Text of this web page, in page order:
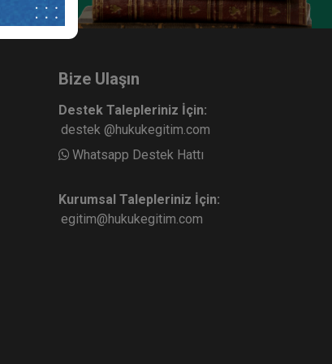
Bize Ulaşın
Destek Talepleriniz İçin:
destek @hukukegitim.com
Whatsapp Destek Hattı
Kurumsal Talepleriniz İçin:
egitim@hukukegitim.com